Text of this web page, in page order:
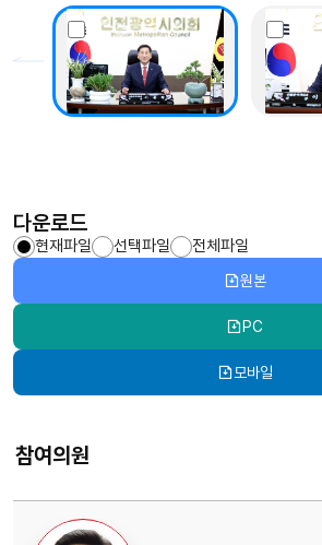
다운로드
현재파일 선택파일 전체파일
원본
PC
모바일
참여의원